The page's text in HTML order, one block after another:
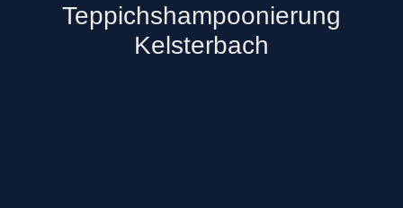
Teppichshampoonierung
Kelsterbach